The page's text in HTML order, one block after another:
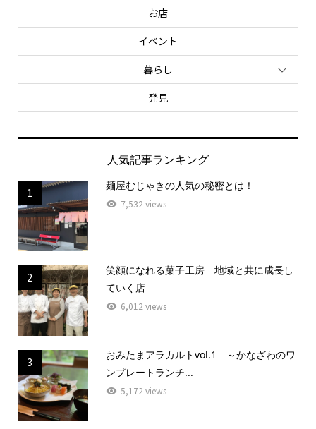
お店
イベント
暮らし
発見
人気記事ランキング
1
麺屋むじゃきの人気の秘密とは！
7,532 views
2
笑顔になれる菓子工房 地域と共に成長し
ていく店
6,012 views
3
おみたまアラカルトvol.1 ～かなざわのワ
ンプレートランチ...
5,172 views